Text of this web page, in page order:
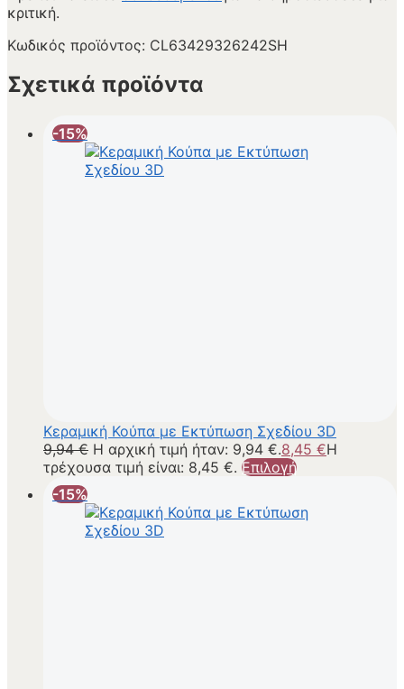
κριτική.
Κωδικός προϊόντος: CL63429326242SH
Σχετικά προϊόντα
-15%
Κεραμική Κούπα με Εκτύπωση Σχεδίου 3D
9,94€ Η αρχική τιμή ήταν: 9,94 €.8,45 €Η
τρέχουσα τιμή είναι: 8,45 €. Επιλογή
-15%